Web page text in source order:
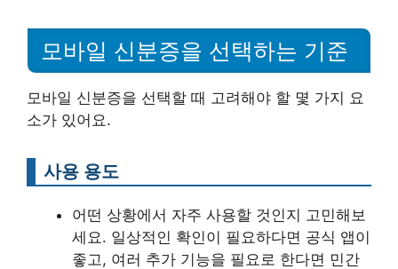
모바일 신분증을 선택하는 기준
모바일 신분증을 선택할 때 고려해야 할 몇 가지 요
소가 있어요.
사용 용도
어떤 상황에서 자주 사용할 것인지 고민해보
세요. 일상적인 확인이 필요하다면 공식 앱이
좋고, 여러 추가 기능을 필요로 한다면 민간